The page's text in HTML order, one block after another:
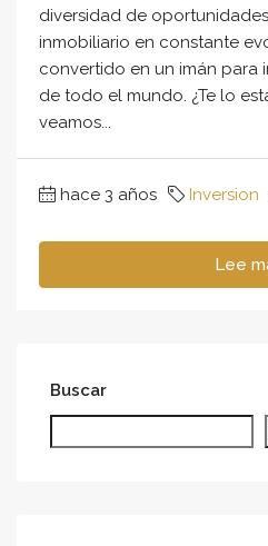
diversidad de
inmobiliario en constante
convertido en un imán para
de todo el mundo. ¿Te lo
veamos...
hace 3 años Inversion
Lee
Buscar